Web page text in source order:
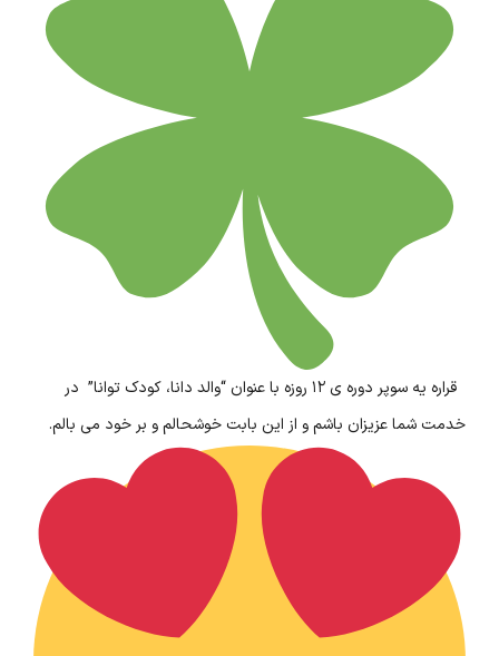
قراره یه سوپر دوره ی ۱۲ روزه با عنوان “والد دانا، کودک توانا” در
خدمت شما عزیزان باشم و از این بابت خوشحالم و بر خود می بالم.